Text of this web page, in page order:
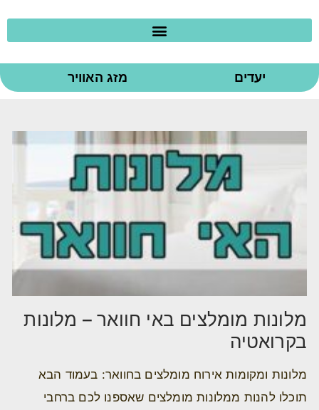
יעדים מזג האוויר
מלונות מומלצים באי חוואר – מלונות
בקרואטיה
מלונות ומקומות אירוח מומלצים בחוואר: בעמוד הבא
תוכלו להנות ממלונות מומלצים שאספנו לכם ברחבי